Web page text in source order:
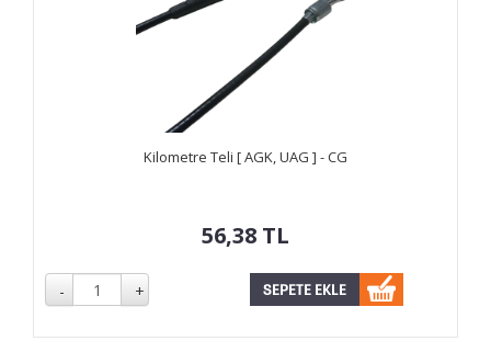
Kilometre Teli [ AGK, UAG ] - CG
56,38 TL